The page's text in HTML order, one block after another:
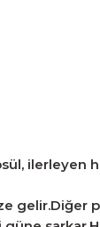
gelir.Diğer